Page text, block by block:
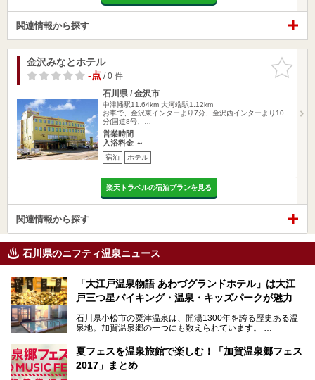
関連情報から探す
お気に入
りに追加
金沢みなとホテル
-点/ 0 件
石川県 / 金沢市
中津幡駅11.64km 大河端駅1.12km
お車で、金沢東インターより7分、金沢西インターより10
分(国道8号、…
営業時間
入浴料金 ～
宿泊 ホテル
楽天トラベルの宿泊プランを見る
関連情報から探す
石川県のニフティ温泉ニュース
「大江戸温泉物語 あわづグランドホテル」は大江
戸三つ星バイキング・温泉・キッズパークが魅力
石川県小松市の粟津温泉は、開湯1300年を誇る歴史ある温
泉地。加賀温泉郷の一つにも数えられています。
その粟津温泉に建つ「大江戸温泉物語 あわづグランドホテ
ル」（以下、あわづグランドホテル）は客室数97室のホテ
ルで、昨年2024年12月に露天風呂を新設。充実したキッズ
夏フェスを温泉旅館で楽しむ！「加賀温泉郷フェス
2017」まとめ